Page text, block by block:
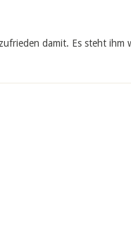
damit. Es steht ihm